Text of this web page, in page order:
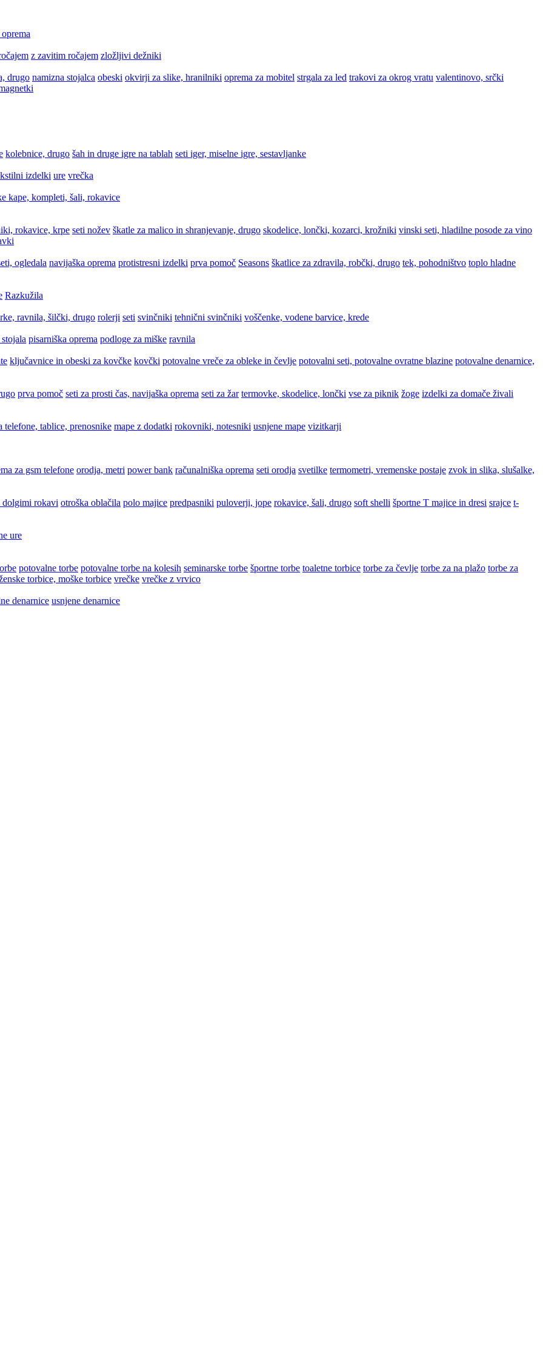
z zavitim ročajem zložljivi dežniki
drugo namizna stojalca obeski okvirji za slike, hranilniki oprema za mobitel strgala za led trakovi za okrog vratu valentinovo, srčki
kolebnice, drugo šah in druge igre na tablah seti iger, miselne igre, sestavljanke
izdelki ure vrečka
kape, kompleti, šali, rokavice
rokavice, krpe seti nožev škatle za malico in shranjevanje, drugo skodelice, lončki, kozarci, krožniki vinski seti, hladilne posode za vino
ogledala navijaška oprema protistresni izdelki prva pomoč Seasons škatlice za zdravila, robčki, drugo tek, pohodništvo toplo hladne
Razkužila
ravnila, šilčki, drugo rolerji seti svinčniki tehnični svinčniki voščenke, vodene barvice, krede
pisarniška oprema podloge za miške ravnila
ključavnice in obeski za kovčke kovčki potovalne vreče za obleke in čevlje potovalni seti, potovalne ovratne blazine potovalne denarnice,
prva pomoč seti za prosti čas, navijaška oprema seti za žar termovke, skodelice, lončki vse za piknik žoge izdelki za domače živali
telefone, tablice, prenosnike mape z dodatki rokovniki, notesniki usnjene mape vizitkarji
za gsm telefone orodja, metri power bank računalniška oprema seti orodja svetilke termometri, vremenske postaje zvok in slika, slušalke,
dolgimi rokavi otroška oblačila polo majice predpasniki puloverji, jope rokavice, šali, drugo soft shelli športne T majice in dresi srajce t-
ure
potovalne torbe potovalne torbe na kolesih seminarske torbe športne torbe toaletne torbice torbe za čevlje torbe za na plažo torbe za
torbice, moške torbice vrečke vrečke z vrvico
denarnice usnjene denarnice